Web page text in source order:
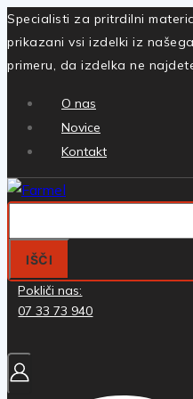
Skip
to
content
Specialisti za pritrdilni
prikazani vsi izdelki iz
primeru, da izdelka ne
O nas
Novice
Kontakt
IŠČI
Pokliči nas:
07 33 73 940